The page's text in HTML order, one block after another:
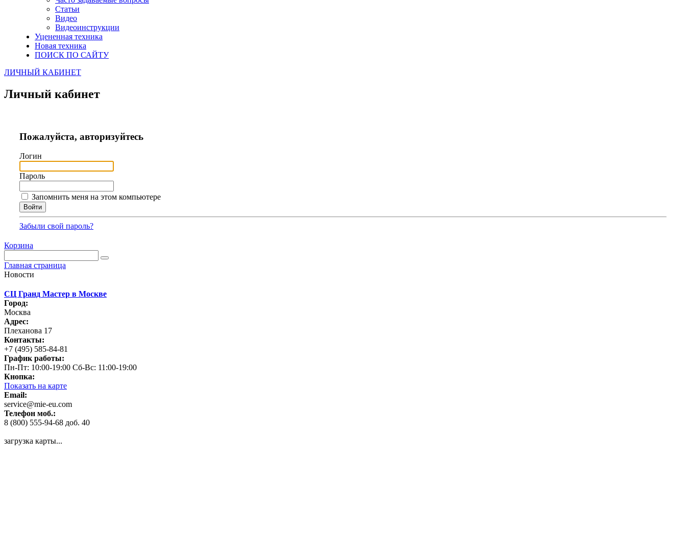
Статьи
Видео
Видеоинструкции
Уцененная техника
Новая техника
ПОИСК ПО САЙТУ
ЛИЧНЫЙ КАБИНЕТ
Личный кабинет
Пожалуйста, авторизуйтесь
Логин
Пароль
Запомнить меня на этом компьютере
Забыли свой пароль?
Корзина
Главная страница
Новости
СЦ Гранд Мастер в Москве
Город:
Москва
Адрес:
Плеханова 17
Контакты:
+7 (495) 585-84-81
График работы:
Пн-Пт: 10:00-19:00 Сб-Вс: 11:00-19:00
Кнопка:
Показать на карте
Email:
service@mie-eu.com
Телефон моб.:
8 (800) 555-94-68 доб. 40
загрузка карты...